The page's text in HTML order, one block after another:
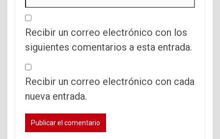
Recibir un correo electrónico con los
siguientes comentarios a esta entrada.
Recibir un correo electrónico con cada
nueva entrada.